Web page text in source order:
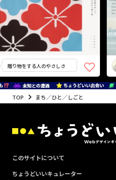
贈り物をする人のやさしさ
TOP まち／ひと／しごと
このサイトについて
ちょうどいいキュレーター